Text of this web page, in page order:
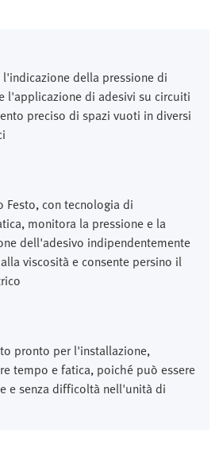
della pressione di
l'applicazione di adesivi su circuiti
preciso di spazi vuoti in diversi
con tecnologia di
monitora la pressione e la
dell'adesivo indipendentemente
viscosità e consente persino il
pronto per l'installazione,
tempo e fatica, poiché può essere
e senza difficoltà nell'unità di